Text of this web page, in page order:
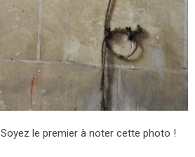
Soyez le premier à noter cette photo !